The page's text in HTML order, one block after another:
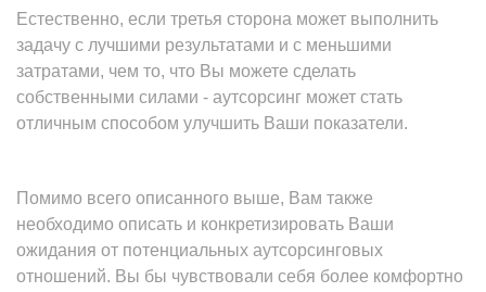
Естественно, если третья сторона может выполнить
задачу с лучшими результатами и с меньшими
затратами, чем то, что Вы можете сделать
собственными силами - аутсорсинг может стать
отличным способом улучшить Ваши показатели.
Помимо всего описанного выше, Вам также
необходимо описать и конкретизировать Ваши
ожидания от потенциальных аутсорсинговых
отношений. Вы бы чувствовали себя более комфортно